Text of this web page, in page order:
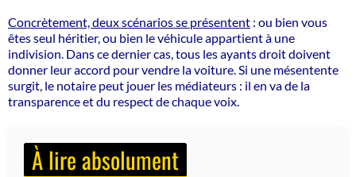
Concrètement, deux scénarios se présentent : ou bien vous
êtes seul héritier, ou bien le véhicule appartient à une
indivision. Dans ce dernier cas, tous les ayants droit doivent
donner leur accord pour vendre la voiture. Si une mésentente
surgit, le notaire peut jouer les médiateurs : il en va de la
transparence et du respect de chaque voix.
À lire absolument